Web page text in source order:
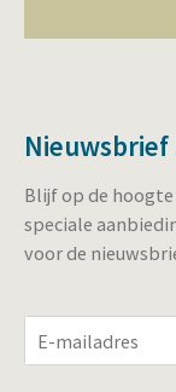
Nieuwsbrief
Blijf op de
speciale
voor de